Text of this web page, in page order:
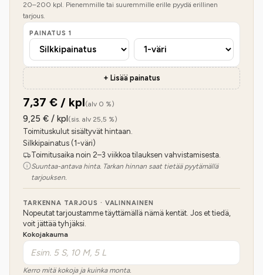
20–200 kpl. Pienemmille tai suuremmille erille pyydä erillinen
tarjous.
PAINATUS 1
+ Lisää painatus
7,37 € / kpl(alv 0 %)
9,25 € / kpl(sis. alv 25,5 %)
Toimituskulut sisältyvät hintaan.
Silkkipainatus (1-väri)
Toimitusaika noin 2–3 viikkoa tilauksen vahvistamisesta.
Suuntaa-antava hinta. Tarkan hinnan saat tietää pyytämällä
tarjouksen.
TARKENNA TARJOUS · VALINNAINEN
Nopeutat tarjoustamme täyttämällä nämä kentät. Jos et tiedä,
voit jättää tyhjäksi.
Kokojakauma
Kerro mitä kokoja ja kuinka monta.